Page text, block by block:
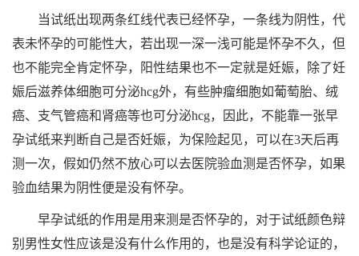
当试纸出现两条红线代表已经怀孕，一条线为阴性，代
表未怀孕的可能性大，若出现一深一浅可能是怀孕不久，但
也不能完全肯定怀孕，阳性结果也不一定就是妊娠，除了妊
娠后滋养体细胞可分泌hcg外，有些肿瘤细胞如葡萄胎、绒
癌、支气管癌和肾癌等也可分泌hcg，因此，不能靠一张早
孕试纸来判断自己是否妊娠，为保险起见，可以在3天后再
测一次，假如仍然不放心可以去医院验血测是否怀孕，如果
验血结果为阴性便是没有怀孕。
早孕试纸的作用是用来测是否怀孕的，对于试纸颜色辩
别男性女性应该是没有什么作用的，也是没有科学论证的，